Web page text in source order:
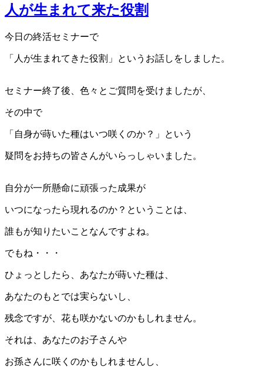
飲
み
話
人が生まれて来た役割
今日の終活セミナーで
「人が生まれてきた役割」というお話しをしました。
セミナー終了後、色々とご質問を受けましたが、
その中で
「自身が蒔いた種はいつ咲くのか？」という
疑問をお持ちの皆さんがいらっしゃいました。
自分が一所懸命に頑張った成果が
いつになったら現れるのか？ということは、
誰もが知りたいことなんですよね。
でもね・・・
ひょっとしたら、あなたが蒔いた種は、
あなたのもとでは実らないし、
残念ですが、花も咲かないのかもしれません。
それは、あなたのお子さんや
お孫さんに咲くのかもしれませんし、